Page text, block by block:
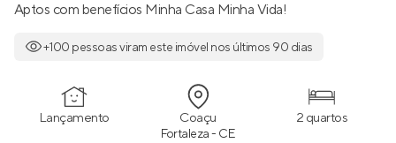
Aptos com benefícios Minha Casa Minha Vida!
+100 pessoas viram este imóvel nos últimos 90 dias
Lançamento Coaçu
Fortaleza - CE
2 quartos